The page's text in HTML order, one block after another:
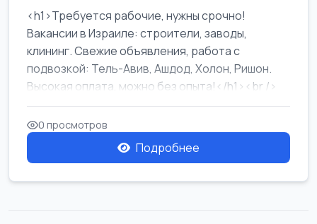
<h1>Требуется рабочие, нужны срочно!
Вакансии в Израиле: строители, заводы,
клининг. Свежие объявления, работа с
подвозкой: Тель-Авив, Ашдод, Холон, Ришон.
Высокая оплата, можно без опыта!</h1><br />
...
0 просмотров
Подробнее